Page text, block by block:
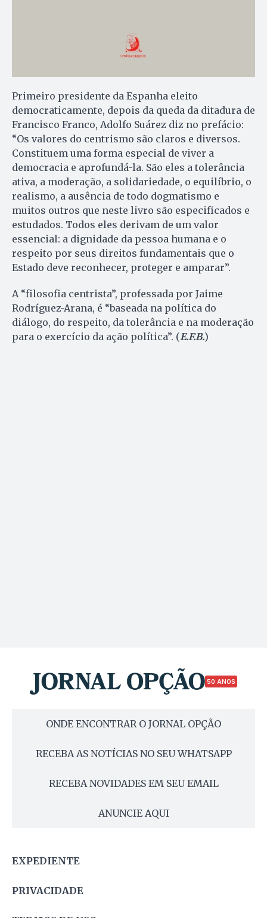
Primeiro presidente da Espanha eleito
democraticamente, depois da queda da ditadura de
Francisco Franco, Adolfo Suárez diz no prefácio:
“Os valores do centrismo são claros e diversos.
Constituem uma forma especial de viver a
democracia e aprofundá-la. São eles a tolerância
ativa, a moderação, a solidariedade, o equilíbrio, o
realismo, a ausência de todo dogmatismo e
muitos outros que neste livro são especificados e
estudados. Todos eles derivam de um valor
essencial: a dignidade da pessoa humana e o
respeito por seus direitos fundamentais que o
Estado deve reconhecer, proteger e amparar”.
A “filosofia centrista”, professada por Jaime
Rodríguez-Arana, é “baseada na política do
diálogo, do respeito, da tolerância e na moderação
para o exercício da ação política”. (E.F.B.)
50 ANOS
ONDE ENCONTRAR O JORNAL OPÇÃO
RECEBA AS NOTÍCIAS NO SEU WHATSAPP
RECEBA NOVIDADES EM SEU EMAIL
ANUNCIE AQUI
EXPEDIENTE
PRIVACIDADE